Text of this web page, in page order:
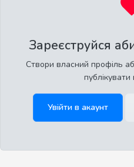
Зареєструйся
Створи власний профіль
публікувати
Увійти в акаунт